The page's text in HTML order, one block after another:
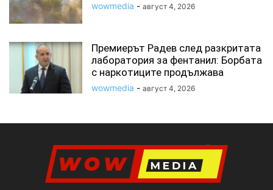
wowmedia - август 4, 2026
Премиерът Радев след разкритата
лаборатория за фентанил: Борбата
с наркотиците продължава
wowmedia - август 4, 2026